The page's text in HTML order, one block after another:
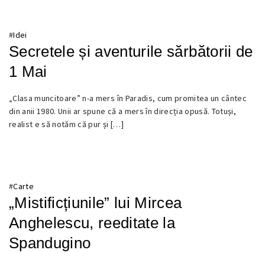
#Idei
Secretele și aventurile sărbătorii de
1 Mai
28
APRILIE
„Clasa muncitoare” n-a mers în Paradis, cum promitea un cântec
din anii 1980. Unii ar spune că a mers în direcția opusă. Totuși,
realist e să notăm că pur și […]
#Carte
„Mistificțiunile” lui Mircea
Anghelescu, reeditate la
Spandugino